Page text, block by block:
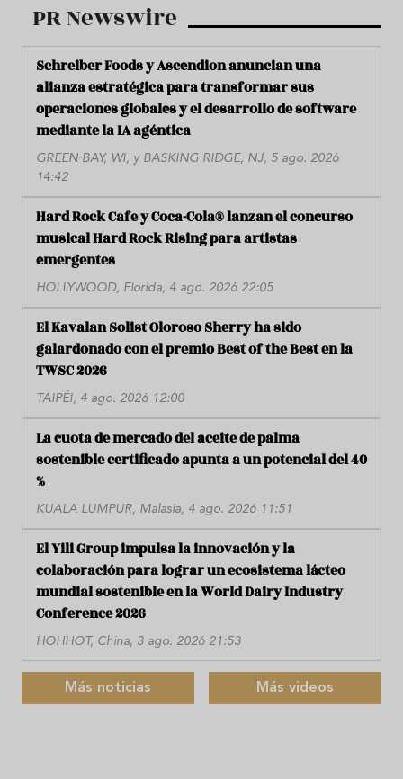
PR Newswire
Schreiber Foods y Ascendion anuncian una
alianza estratégica para transformar sus
operaciones globales y el desarrollo de software
mediante la IA agéntica
GREEN BAY, WI, y BASKING RIDGE, NJ, 5 ago. 2026
14:42
Hard Rock Cafe y Coca-Cola® lanzan el concurso
musical Hard Rock Rising para artistas
emergentes
HOLLYWOOD, Florida, 4 ago. 2026 22:05
El Kavalan Solist Oloroso Sherry ha sido
galardonado con el premio Best of the Best en la
TWSC 2026
TAIPÉI, 4 ago. 2026 12:00
La cuota de mercado del aceite de palma
sostenible certificado apunta a un potencial del 40
%
KUALA LUMPUR, Malasia, 4 ago. 2026 11:51
El Yili Group impulsa la innovación y la
colaboración para lograr un ecosistema lácteo
mundial sostenible en la World Dairy Industry
Conference 2026
HOHHOT, China, 3 ago. 2026 21:53
Más noticias Más videos